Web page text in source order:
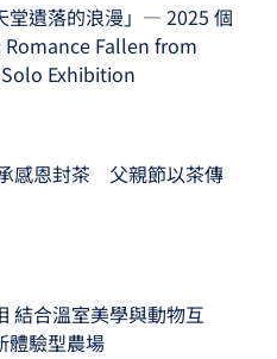
堂遺落的浪漫」— 2025 個
Romance Fallen from
Exhibition
感恩封茶 父親節以茶傳
結合溫室美學與動物互
驗型農場